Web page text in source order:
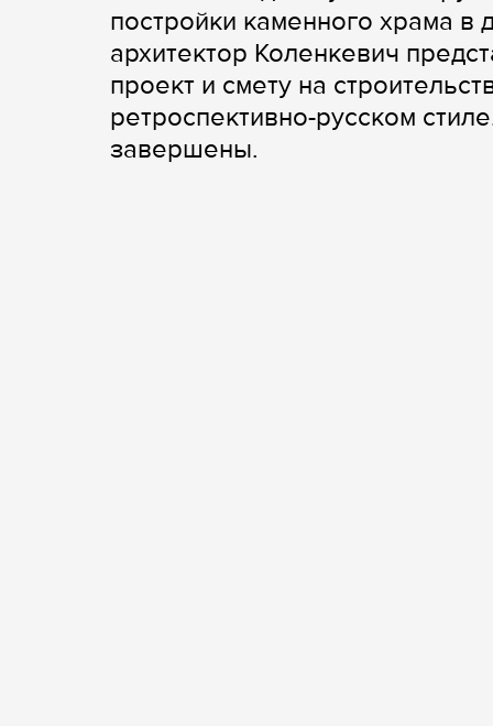
постройки каменного храма в
архитектор Коленкевич
проект и смету на
ретроспективно-русском
завершены.